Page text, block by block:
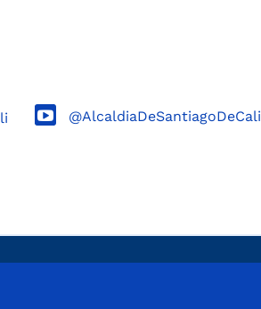
@AlcaldiaDeSantiagoDeCali